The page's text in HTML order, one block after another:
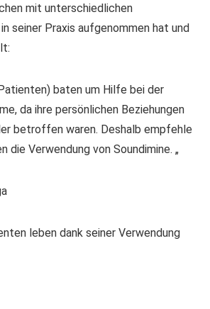
mit unterschiedlichen
seiner Praxis aufgenommen hat und
baten um Hilfe bei der
da ihre persönlichen Beziehungen
betroffen waren. Deshalb empfehle
die Verwendung von Soundimine. „
leben dank seiner Verwendung